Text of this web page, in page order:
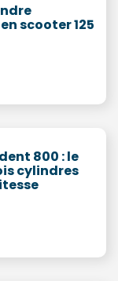
scooter 125
800 : le
cylindres